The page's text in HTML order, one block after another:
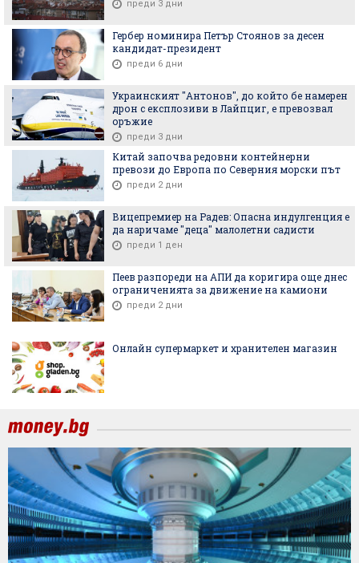
преди 3 дни
Гербер номинира Петър Стоянов за десен
кандидат-президент
преди 6 дни
Украинският "Антонов", до който бе намерен
дрон с експлозиви в Лайпциг, е превозвал
оръжие
преди 3 дни
Китай започва редовни контейнерни
превози до Европа по Северния морски път
преди 2 дни
Вицепремиер на Радев: Опасна индулгенция е
да наричаме "деца" малолетни садисти
преди 1 ден
Пеев разпореди на АПИ да коригира още днес
ограниченията за движение на камиони
преди 2 дни
Онлайн супермаркет и хранителен магазин